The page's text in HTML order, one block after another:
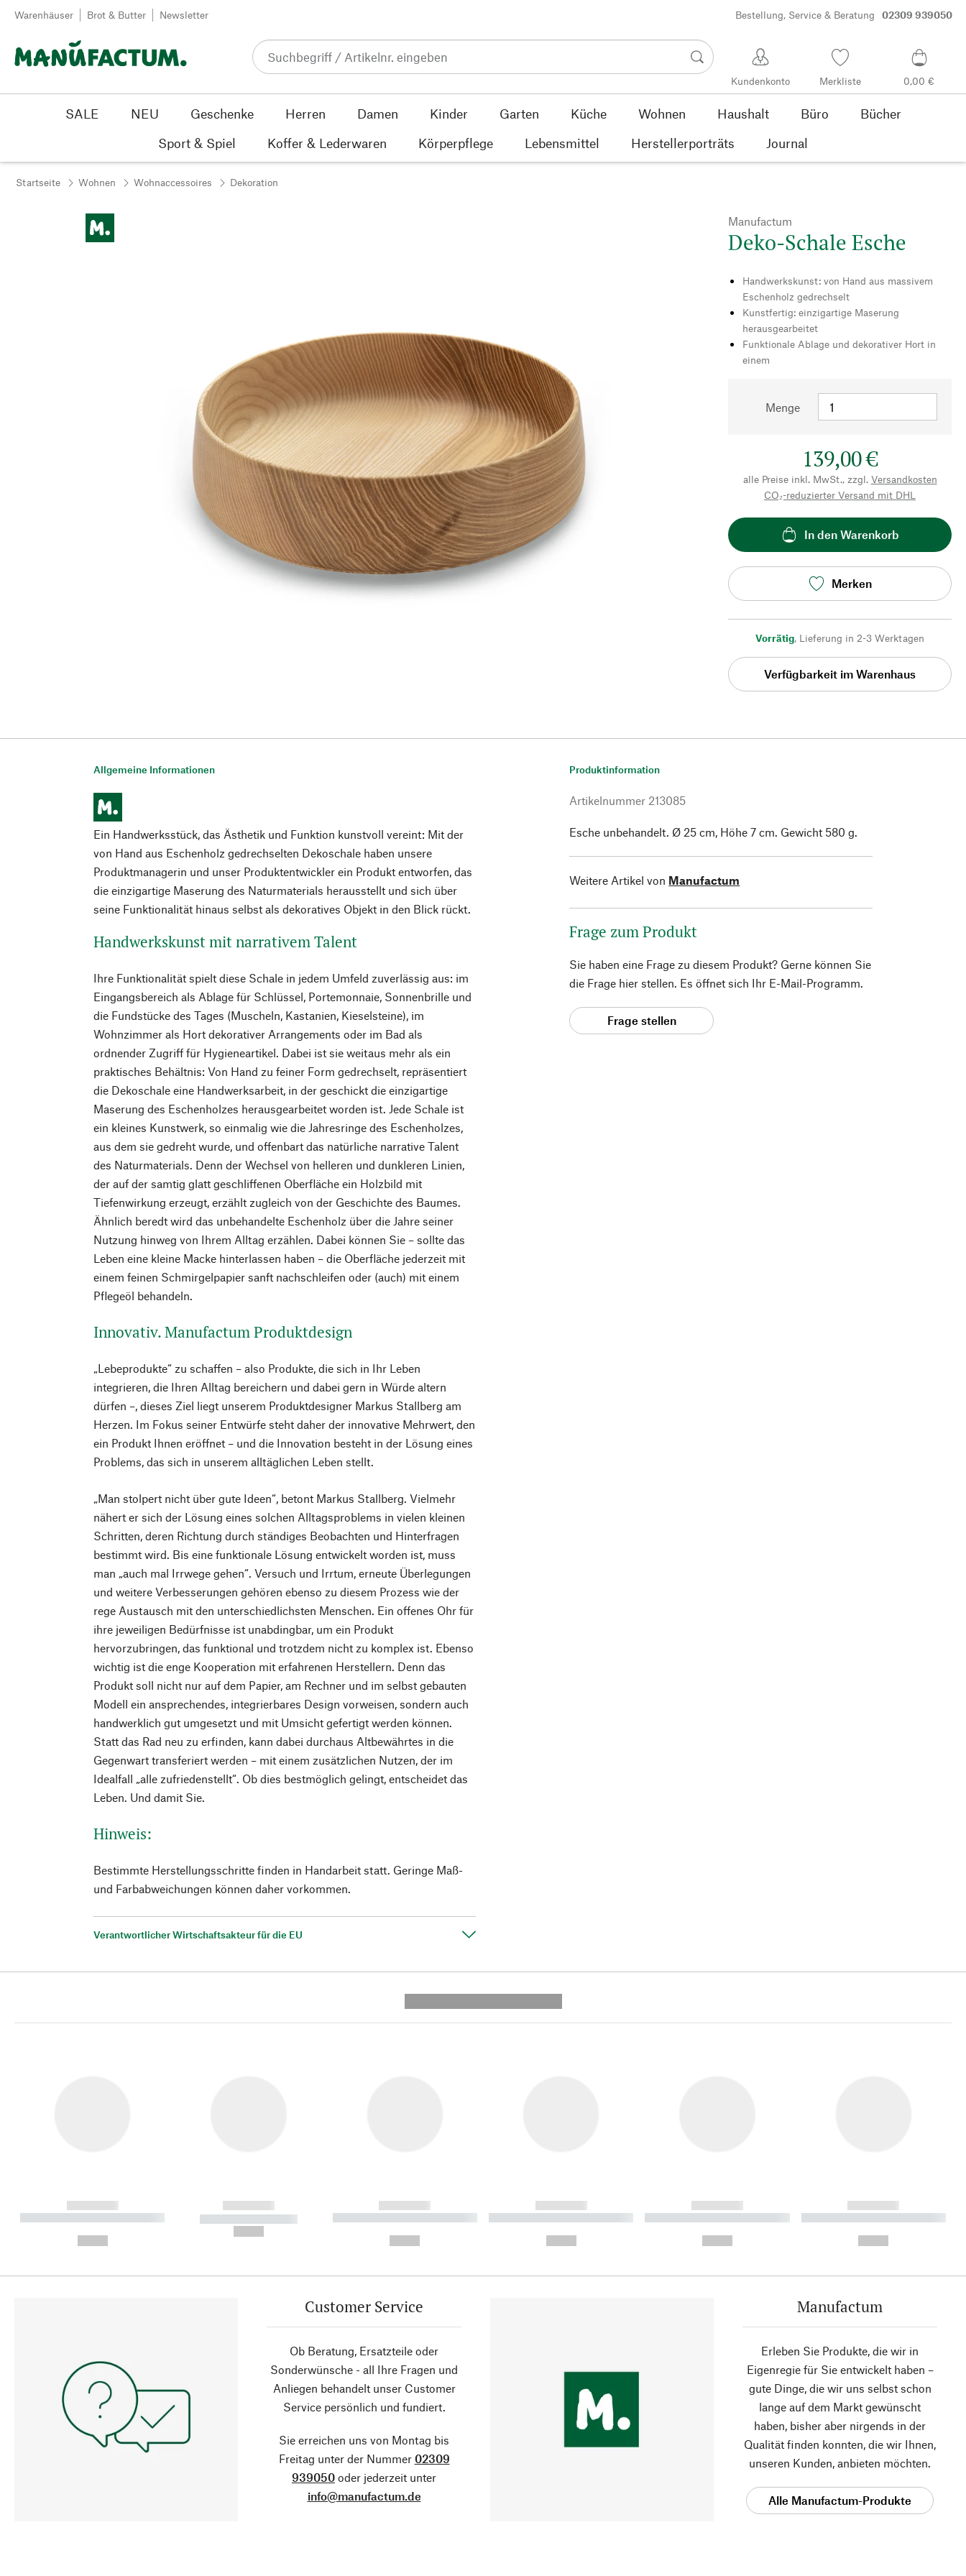
Zum Inhalt springen
Warenhäuser Brot & Butter Newsletter Bestellung, Service & Beratung 02309 939050
Kundenkonto Merkliste 0,00 €
SALE NEU Geschenke Herren Damen Kinder Garten Küche Wohnen Haushalt Büro
Bücher
Sport & Spiel
Koffer & Lederwaren Körperpflege Lebensmittel Herstellerporträts Journal
Startseite Wohnen Wohnaccessoires Dekoration
Manufactum
Deko-Schale Esche
Handwerkskunst: von Hand aus massivem
Eschenholz gedrechselt
Kunstfertig: einzigartige Maserung
herausgearbeitet
Funktionale Ablage und dekorativer Hort in
einem
Menge
139,00 €
alle Preise inkl. MwSt., zzgl. Versandkosten
CO₂-reduzierter Versand mit DHL
In den Warenkorb
Merken
Vorrätig, Lieferung in 2-3 Werktagen
Verfügbarkeit im Warenhaus
Allgemeine Informationen
Ein Handwerksstück, das Ästhetik und Funktion kunstvoll vereint: Mit der
von Hand aus Eschenholz gedrechselten Dekoschale haben unsere
Produktmanagerin und unser Produktentwickler ein Produkt entworfen, das
die einzigartige Maserung des Naturmaterials herausstellt und sich über
seine Funktionalität hinaus selbst als dekoratives Objekt in den Blick rückt.
Handwerkskunst mit narrativem Talent
Ihre Funktionalität spielt diese Schale in jedem Umfeld zuverlässig aus: im
Eingangsbereich als Ablage für Schlüssel, Portemonnaie, Sonnenbrille und
die Fundstücke des Tages (Muscheln, Kastanien, Kieselsteine), im
Wohnzimmer als Hort dekorativer Arrangements oder im Bad als
ordnender Zugriff für Hygieneartikel. Dabei ist sie weitaus mehr als ein
praktisches Behältnis: Von Hand zu feiner Form gedrechselt, repräsentiert
die Dekoschale eine Handwerksarbeit, in der geschickt die einzigartige
Maserung des Eschenholzes herausgearbeitet worden ist. Jede Schale ist
ein kleines Kunstwerk, so einmalig wie die Jahresringe des Eschenholzes,
aus dem sie gedreht wurde, und offenbart das natürliche narrative Talent
des Naturmaterials. Denn der Wechsel von helleren und dunkleren Linien,
der auf der samtig glatt geschliffenen Oberfläche ein Holzbild mit
Tiefenwirkung erzeugt, erzählt zugleich von der Geschichte des Baumes.
Ähnlich beredt wird das unbehandelte Eschenholz über die Jahre seiner
Nutzung hinweg von Ihrem Alltag erzählen. Dabei können Sie – sollte das
Leben eine kleine Macke hinterlassen haben – die Oberfläche jederzeit mit
einem feinen Schmirgelpapier sanft nachschleifen oder (auch) mit einem
Pflegeöl behandeln.
Innovativ. Manufactum Produktdesign
„Lebeprodukte“ zu schaffen – also Produkte, die sich in Ihr Leben
integrieren, die Ihren Alltag bereichern und dabei gern in Würde altern
dürfen –, dieses Ziel liegt unserem Produktdesigner Markus Stallberg am
Herzen. Im Fokus seiner Entwürfe steht daher der innovative Mehrwert, den
ein Produkt Ihnen eröffnet – und die Innovation besteht in der Lösung eines
Problems, das sich in unserem alltäglichen Leben stellt.
„Man stolpert nicht über gute Ideen“, betont Markus Stallberg. Vielmehr
nähert er sich der Lösung eines solchen Alltagsproblems in vielen kleinen
Schritten, deren Richtung durch ständiges Beobachten und Hinterfragen
bestimmt wird. Bis eine funktionale Lösung entwickelt worden ist, muss
man „auch mal Irrwege gehen“. Versuch und Irrtum, erneute Überlegungen
und weitere Verbesserungen gehören ebenso zu diesem Prozess wie der
rege Austausch mit den unterschiedlichsten Menschen. Ein offenes Ohr für
ihre jeweiligen Bedürfnisse ist unabdingbar, um ein Produkt
hervorzubringen, das funktional und trotzdem nicht zu komplex ist. Ebenso
wichtig ist die enge Kooperation mit erfahrenen Herstellern. Denn das
Produkt soll nicht nur auf dem Papier, am Rechner und im selbst gebauten
Modell ein ansprechendes, integrierbares Design vorweisen, sondern auch
handwerklich gut umgesetzt und mit Umsicht gefertigt werden können.
Statt das Rad neu zu erfinden, kann dabei durchaus Altbewährtes in die
Gegenwart transferiert werden – mit einem zusätzlichen Nutzen, der im
Idealfall „alle zufriedenstellt“. Ob dies bestmöglich gelingt, entscheidet das
Leben. Und damit Sie.
Hinweis:
Bestimmte Herstellungsschritte finden in Handarbeit statt. Geringe Maß-
und Farbabweichungen können daher vorkommen.
Verantwortlicher Wirtschaftsakteur für die EU
Produktinformation
Artikelnummer 213085
Esche unbehandelt. Ø 25 cm, Höhe 7 cm. Gewicht 580 g.
Weitere Artikel von Manufactum
Frage zum Produkt
Sie haben eine Frage zu diesem Produkt? Gerne können Sie
die Frage hier stellen. Es öffnet sich Ihr E-Mail-Programm.
Frage stellen
------------
----------- ----------- ----------
------------
----------- -----------
------------
----------- ----------- ----------
------------
----------- ----------- ----------
------------
----------- ----------- ----------
------------
----------- ----------- ----------
Customer Service
Ob Beratung, Ersatzteile oder
Sonderwünsche - all Ihre Fragen und
Anliegen behandelt unser Customer
Service persönlich und fundiert.
Sie erreichen uns von Montag bis
Freitag unter der Nummer 02309
939050 oder jederzeit unter
info@manufactum.de
Manufactum
Erleben Sie Produkte, die wir in
Eigenregie für Sie entwickelt haben –
gute Dinge, die wir uns selbst schon
lange auf dem Markt gewünscht
haben, bisher aber nirgends in der
Qualität finden konnten, die wir Ihnen,
unseren Kunden, anbieten möchten.
Alle Manufactum-Produkte